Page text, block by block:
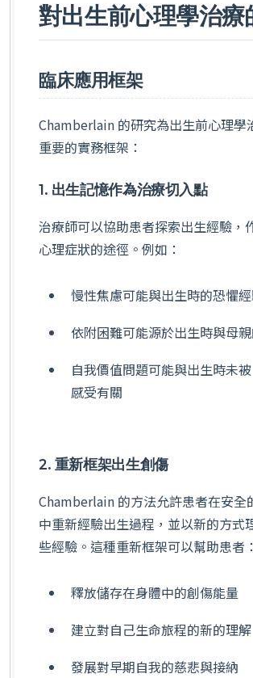
對出生前心理學治療
臨床應用框架
Chamberlain 的研究為出生前心理學
重要的實務框架：
1. 出生記憶作為治療切入點
治療師可以協助患者探索出生經驗，
心理症狀的途徑。例如：
慢性焦慮可能與出生時的恐懼
依附困難可能源於出生時與母
自我價值問題可能與出生時未
感受有關
2. 重新框架出生創傷
Chamberlain 的方法允許患者在安全
中重新經驗出生過程，並以新的方式
些經驗。這種重新框架可以幫助患者：
釋放儲存在身體中的創傷能量
建立對自己生命旅程的新的理解
發展對早期自我的慈悲與接納